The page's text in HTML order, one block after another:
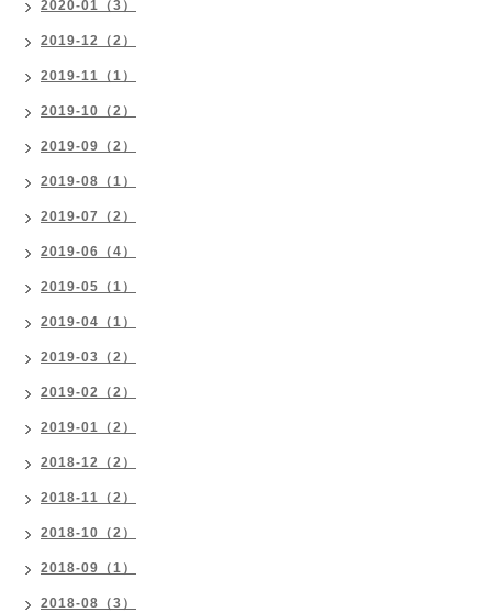
2020-01（3）
2019-12（2）
2019-11（1）
2019-10（2）
2019-09（2）
2019-08（1）
2019-07（2）
2019-06（4）
2019-05（1）
2019-04（1）
2019-03（2）
2019-02（2）
2019-01（2）
2018-12（2）
2018-11（2）
2018-10（2）
2018-09（1）
2018-08（3）